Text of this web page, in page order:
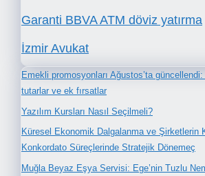
Garanti BBVA ATM döviz yatırma
İzmir Avukat
Emekli promosyonları Ağustos’ta
tutarlar ve ek fırsatlar
Yazılım Kursları Nasıl Seçilmeli?
Küresel Ekonomik Dalgalanma ve Şirketlerin
Konkordato Süreçlerinde Stratejik Dönemeç
Muğla Beyaz Eşya Servisi: Ege’nin Tuzlu